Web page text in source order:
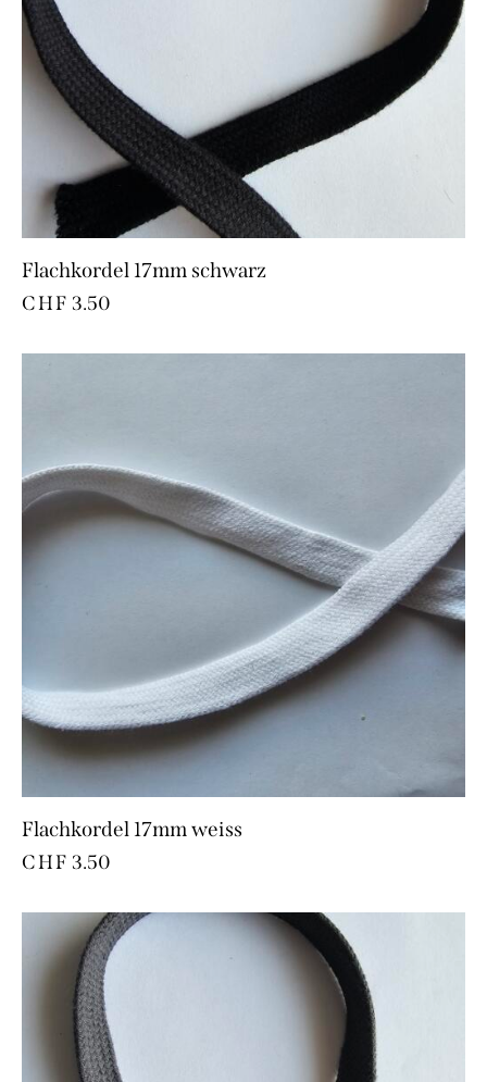
Flachkordel 17mm schwarz
CHF 3.50
Flachkordel 17mm weiss
CHF 3.50